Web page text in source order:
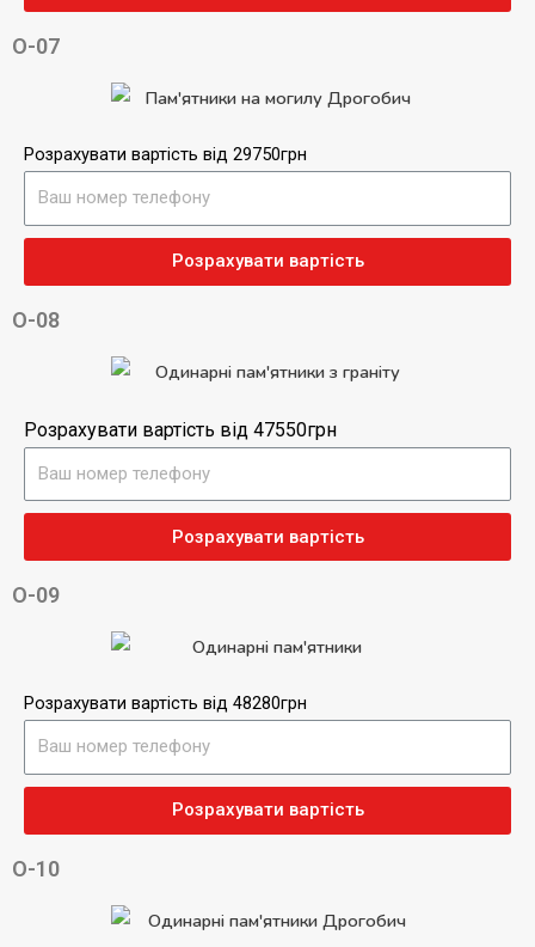
О-07
Розрахувати вартість від 29750грн
Розрахувати вартість
О-08
Розрахувати вартість від 47550грн
Розрахувати вартість
О-09
Розрахувати вартість від 48280грн
Розрахувати вартість
О-10